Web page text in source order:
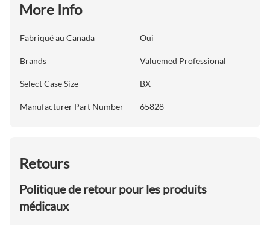
More Info
Fabriqué au Canada Oui
Brands Valuemed Professional
Select Case Size BX
Manufacturer Part Number 65828
Retours
Politique de retour pour les produits
médicaux